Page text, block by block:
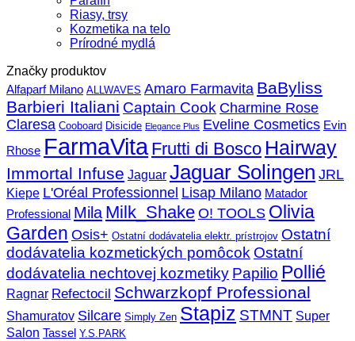
Riasy, trsy
Kozmetika na telo
Prírodné mydlá
Značky produktov
Alfaparf Milano ALLWAVES Amaro Farmavita BaByliss
Barbieri Italiani Captain Cook Charmine Rose
Claresa Cooboard Disicide Elegance Plus Eveline Cosmetics Evin
Rhose FarmaVita Frutti di Bosco Hairway
Immortal Infuse Jaguar Jaguar Solingen JRL
Kiepe L'Oréal Professionnel Lisap Milano Matador
Professional Mila Milk_Shake O! TOOLS Olivia
Garden Osis+ Ostatní dodávatelia elektr. prístrojov Ostatní
dodávatelia kozmetických pomôcok Ostatní
dodávatelia nechtovej kozmetiky Papilio Pollié
Ragnar Refectocil Schwarzkopf Professional
Shamuratov Silcare Simply Zen Stapiz STMNT Super
Salon Tassel Y.S.PARK